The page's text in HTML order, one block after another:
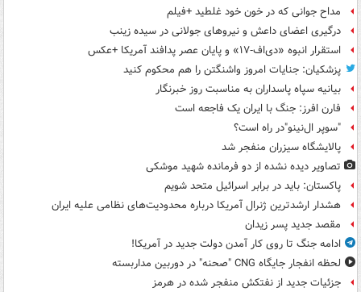
مداح جوانی که در خون خود غلطید +فیلم
درگیری اعضای داعش و نیروهای جولانی در سیده زینب
استقرار انبوه «دی‌اف‑۱۷» و پایان عصر پدافند آمریکا +عکس
پزشکیان: جنایات امروز واشنگتن را هم محکوم کنید
بیانیه سپاه پاسداران به مناسبت روز خبرنگار
فارن افرز: جنگ با ایران یک فاجعه است
"سوپر ال‌نینو"در راه است؟
پالایشگاه سیزران منفجر شد
تصاویر دیده‌ نشده از دو فرمانده شهید موشکی
پاکستان: باید در برابر اسرائیل متحد شویم
هشدار ارشدترین ژنرال آمریکا درباره محدودیت‌های نظامی علیه ایران
مقصد جدید پسر زیدان
ادامه جنگ تا روی کار آمدن دولت جدید در آمریکا!
لحظه انفجار جایگاه CNG "صحنه" در دوربین مداربسته
جزئیات جدید از نفتکش منفجر شده در هرمز